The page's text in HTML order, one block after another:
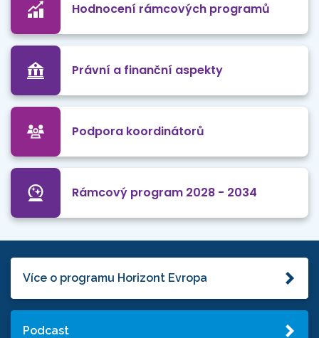
Hodnocení rámcových programů
Právní a finanční aspekty
Podpora koordinátorů
Rámcový program 2028 - 2034
Více o programu Horizont Evropa
Podcast